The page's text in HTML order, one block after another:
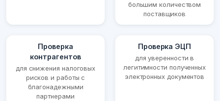
большим количеством
поставщиков
Проверка
контрагентов
для снижения налоговых
рисков и работы с
благонадежными
партнерами
Проверка ЭЦП
для уверенности в
легитимности полученных
электронных документов